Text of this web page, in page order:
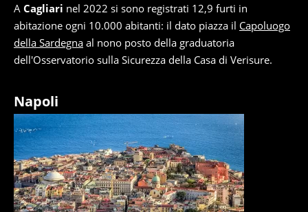
A Cagliari nel 2022 si sono registrati 12,9 furti in
abitazione ogni 10.000 abitanti: il dato piazza il Capoluogo
della Sardegna al nono posto della graduatoria
dell'Osservatorio sulla Sicurezza della Casa di Verisure.
Napoli